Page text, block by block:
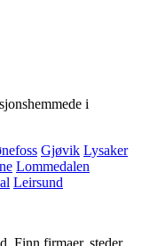
i
Gjøvik Lysaker
Lommedalen
Leirsund
Finn firmaer, steder